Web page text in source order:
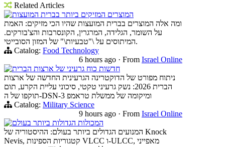
Related Articles
המוצרים המזיקים ביותר בברית המועצות
ומה אלה המוצרים בברית המועצות שהיו הכי מזיקים: האמת
על השומר, הגלידה, המרגרין, הקונסרבות והצ'בורקים.
המיתוסים על \"טבעיות\" של המזון הסובייטי.
Catalog: Food Technology
6 hours ago · From Israel Online
חדשות כוח גרעיני של ארצות הברית
ניתוח מפורט של הדוקטרינה הגרעינית החדשה של ארצות
הברית 2026: נשק גרעיני טקטי, סיכוני עליית הקרע, תום
תוקפו של ה-DSN-3 ומיקומה של ממשלת טראמפ
Catalog: Military Science
9 hours ago · From Israel Online
המכולות הגדולות ביותר בעולם
המנועים הגדולים ביותר בעולם: ההיסטוריה של Knock
Nevis, קטגוריות הספינות VLCC ו-ULCC, מאפייני